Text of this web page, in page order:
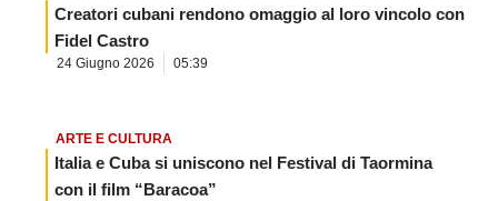
Creatori cubani rendono omaggio al loro vincolo con
Fidel Castro
24 Giugno 2026 05:39
ARTE E CULTURA
Italia e Cuba si uniscono nel Festival di Taormina
con il film “Baracoa”